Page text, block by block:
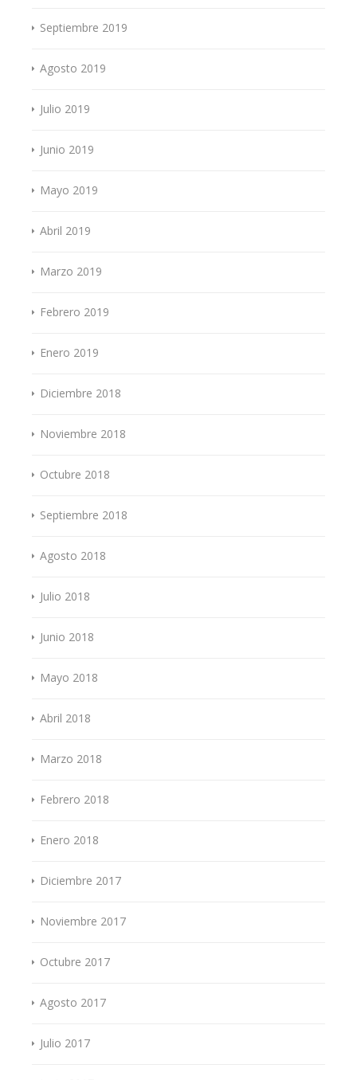
Septiembre 2019
Agosto 2019
Julio 2019
Junio 2019
Mayo 2019
Abril 2019
Marzo 2019
Febrero 2019
Enero 2019
Diciembre 2018
Noviembre 2018
Octubre 2018
Septiembre 2018
Agosto 2018
Julio 2018
Junio 2018
Mayo 2018
Abril 2018
Marzo 2018
Febrero 2018
Enero 2018
Diciembre 2017
Noviembre 2017
Octubre 2017
Agosto 2017
Julio 2017